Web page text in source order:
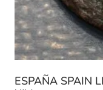
ESPAÑA SPAIN